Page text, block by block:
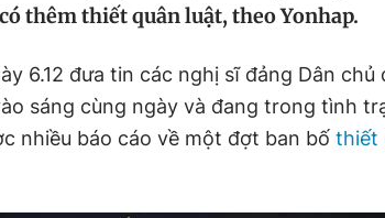
thêm thiết quân luật, theo Yonhap.
6.12 đưa tin các nghị sĩ đảng Dân chủ
sáng cùng ngày và đang trong tình
nhiều báo cáo về một đợt ban bố thiết